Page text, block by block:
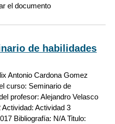
el documento
de habilidades
Antonio Cardona Gomez
curso: Seminario de
profesor: Alejandro Velasco
Actividad 3
Bibliografía: N/A Titulo: